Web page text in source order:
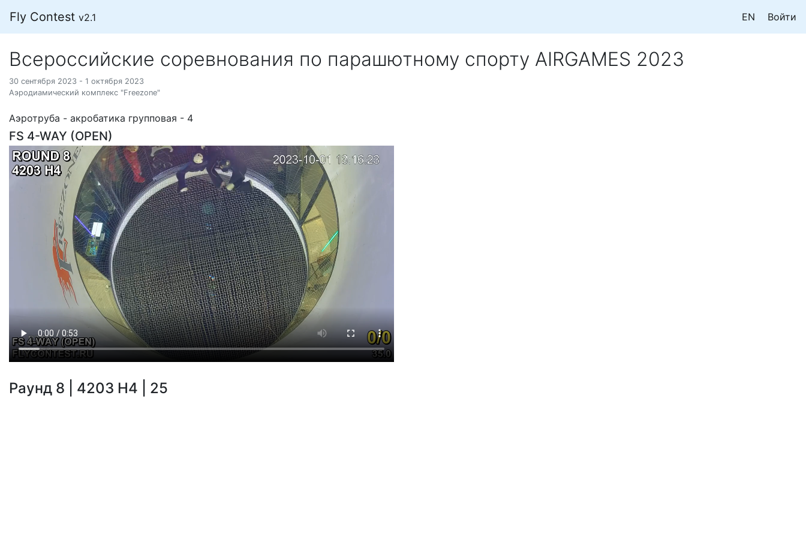
Fly Contest v2.1 EN Войти
Всероссийские соревнования по парашютному спорту AIRGAMES 2023
30 сентября 2023 - 1 октября 2023
Аэродиамический комплекс "Freezone"
Аэротруба - акробатика групповая - 4
FS 4-WAY (OPEN)
Раунд 8 | 4203 H4 | 25